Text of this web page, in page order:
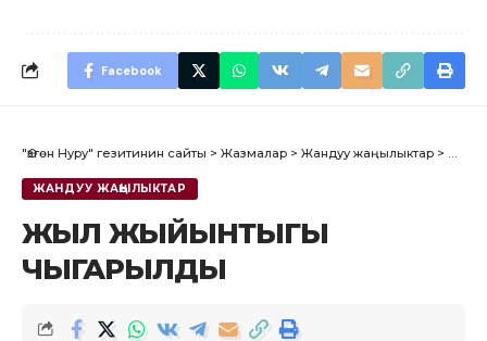
Facebook
"Өзгөн Нуру" гезитинин сайты > Жазмалар > Жандуу жаңылыктар >
ЖАНДУУ ЖАҢЫЛЫКТАР
ЖЫЛ ЖЫЙЫНТЫГЫ
ЧЫГАРЫЛДЫ